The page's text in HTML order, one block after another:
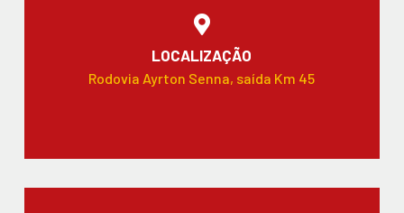
LOCALIZAÇÃO
Rodovia Ayrton Senna, saída Km 45